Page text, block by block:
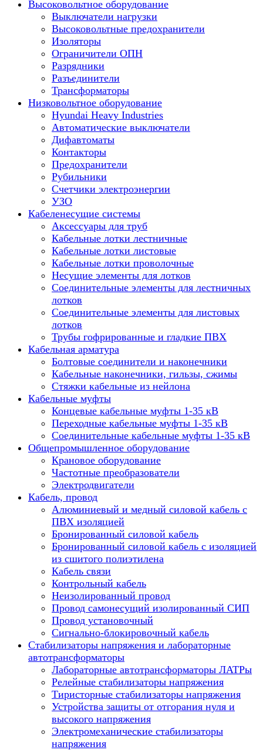
Высоковольтное оборудование
Выключатели нагрузки
Высоковольтные предохранители
Изоляторы
Ограничители ОПН
Разрядники
Разъединители
Трансформаторы
Низковольтное оборудование
Hyundai Heavy Industries
Автоматические выключатели
Дифавтоматы
Контакторы
Предохранители
Рубильники
Счетчики электроэнергии
УЗО
Кабеленесущие системы
Аксессуары для труб
Кабельные лотки лестничные
Кабельные лотки листовые
Кабельные лотки проволочные
Несущие элементы для лотков
Соединительные элементы для лестничных
лотков
Соединительные элементы для листовых
лотков
Трубы гофрированные и гладкие ПВХ
Кабельная арматура
Болтовые соединители и наконечники
Кабельные наконечники, гильзы, сжимы
Стяжки кабельные из нейлона
Кабельные муфты
Концевые кабельные муфты 1-35 кВ
Переходные кабельные муфты 1-35 кВ
Соединительные кабельные муфты 1-35 кВ
Общепромышленное оборудование
Крановое оборудование
Частотные преобразователи
Электродвигатели
Кабель, провод
Алюминиевый и медный силовой кабель с
ПВХ изоляцией
Бронированный силовой кабель
Бронированный силовой кабель с изоляцией
из сшитого полиэтилена
Кабель связи
Контрольный кабель
Неизолированный провод
Провод самонесущий изолированный СИП
Провод установочный
Сигнально-блокировочный кабель
Стабилизаторы напряжения и лабораторные
автотрансформаторы
Лабораторные автотрансформаторы ЛАТРы
Релейные стабилизаторы напряжения
Тиристорные стабилизаторы напряжения
Устройства защиты от отгорания нуля и
высокого напряжения
Электромеханические стабилизаторы
напряжения